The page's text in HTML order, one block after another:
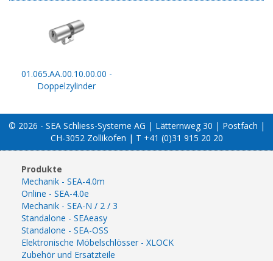
01.065.AA.00.10.00.00 -
Doppelzylinder
© 2026 - SEA Schliess-Systeme AG | Lätternweg 30 | Postfach |
CH-3052 Zollikofen | T +41 (0)31 915 20 20
Produkte
Mechanik - SEA-4.0m
Online - SEA-4.0e
Mechanik - SEA-N / 2 / 3
Standalone - SEAeasy
Standalone - SEA-OSS
Elektronische Möbelschlösser - XLOCK
Zubehör und Ersatzteile